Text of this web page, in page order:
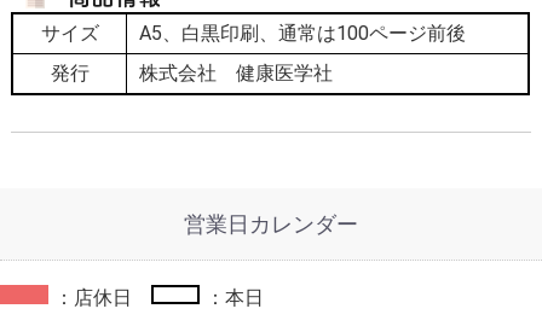
サイズ
A5、白黒印刷、通常は100ページ前後
発行
株式会社 健康医学社
営業日カレンダー
：店休日 ：本日